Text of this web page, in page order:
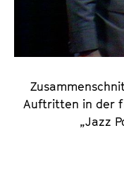
Auftritten in der
„Jazz